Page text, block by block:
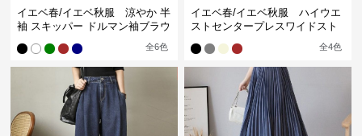
イエベ春/イエベ秋服 涼やか 半
袖 スキッパー ドルマン袖ブラウ
全6色
イエベ春/イエベ秋服 ハイウエ
ストセンタープレスワイドスト
全4色